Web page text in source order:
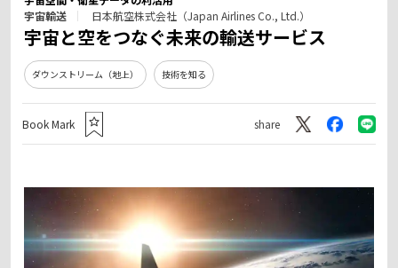
宇宙輸送
日本航空株式会社（Japan Airlines Co., Ltd.）
宇宙と空をつなぐ未来の輸送サービス
ダウンストリーム（地上） 技術を知る
Book Mark share